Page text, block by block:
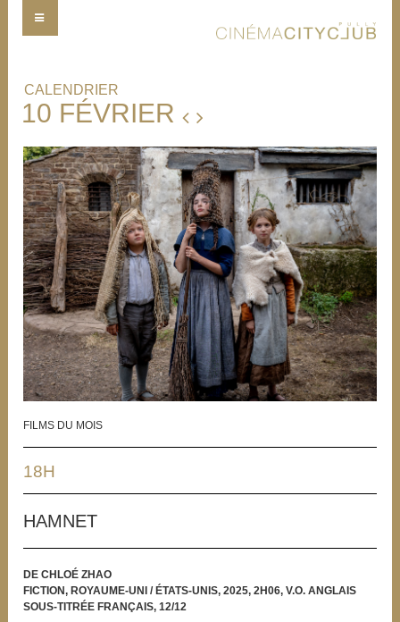
10 FÉVRIER
FILMS DU MOIS
18H
HAMNET
DE CHLOÉ ZHAO
FICTION, ROYAUME-UNI / ÉTATS-UNIS, 2025, 2H06, V.O. ANGLAIS
SOUS-TITRÉE FRANÇAIS, 12/12
CALENDRIER